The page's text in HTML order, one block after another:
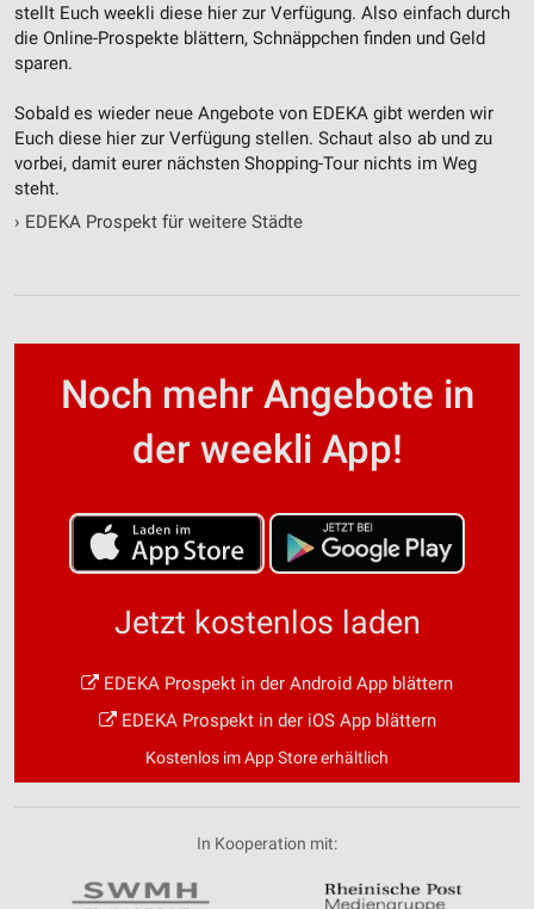
stellt Euch weekli diese hier zur Verfügung. Also einfach durch
die Online-Prospekte blättern, Schnäppchen finden und Geld
sparen.
Sobald es wieder neue Angebote von EDEKA gibt werden wir
Euch diese hier zur Verfügung stellen. Schaut also ab und zu
vorbei, damit eurer nächsten Shopping-Tour nichts im Weg
steht.
› EDEKA Prospekt für weitere Städte
Noch mehr Angebote in
der weekli App!
Jetzt kostenlos laden
EDEKA Prospekt in der Android App blättern
EDEKA Prospekt in der iOS App blättern
Kostenlos im App Store erhältlich
In Kooperation mit: